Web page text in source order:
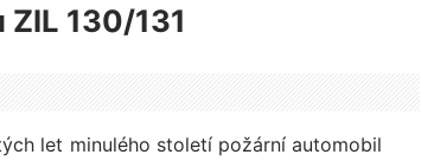
130/131
let minulého století požární automobil